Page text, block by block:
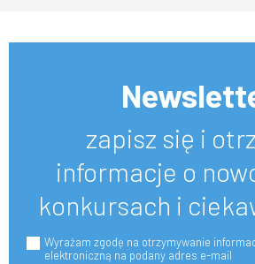
zapisz się i
informacje o
konkursach i
Wyrażam zgodę na otrzymywanie
elektroniczną na podany adres e-mail